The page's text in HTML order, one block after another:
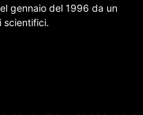
gennaio del 1996 da un
scientifici.